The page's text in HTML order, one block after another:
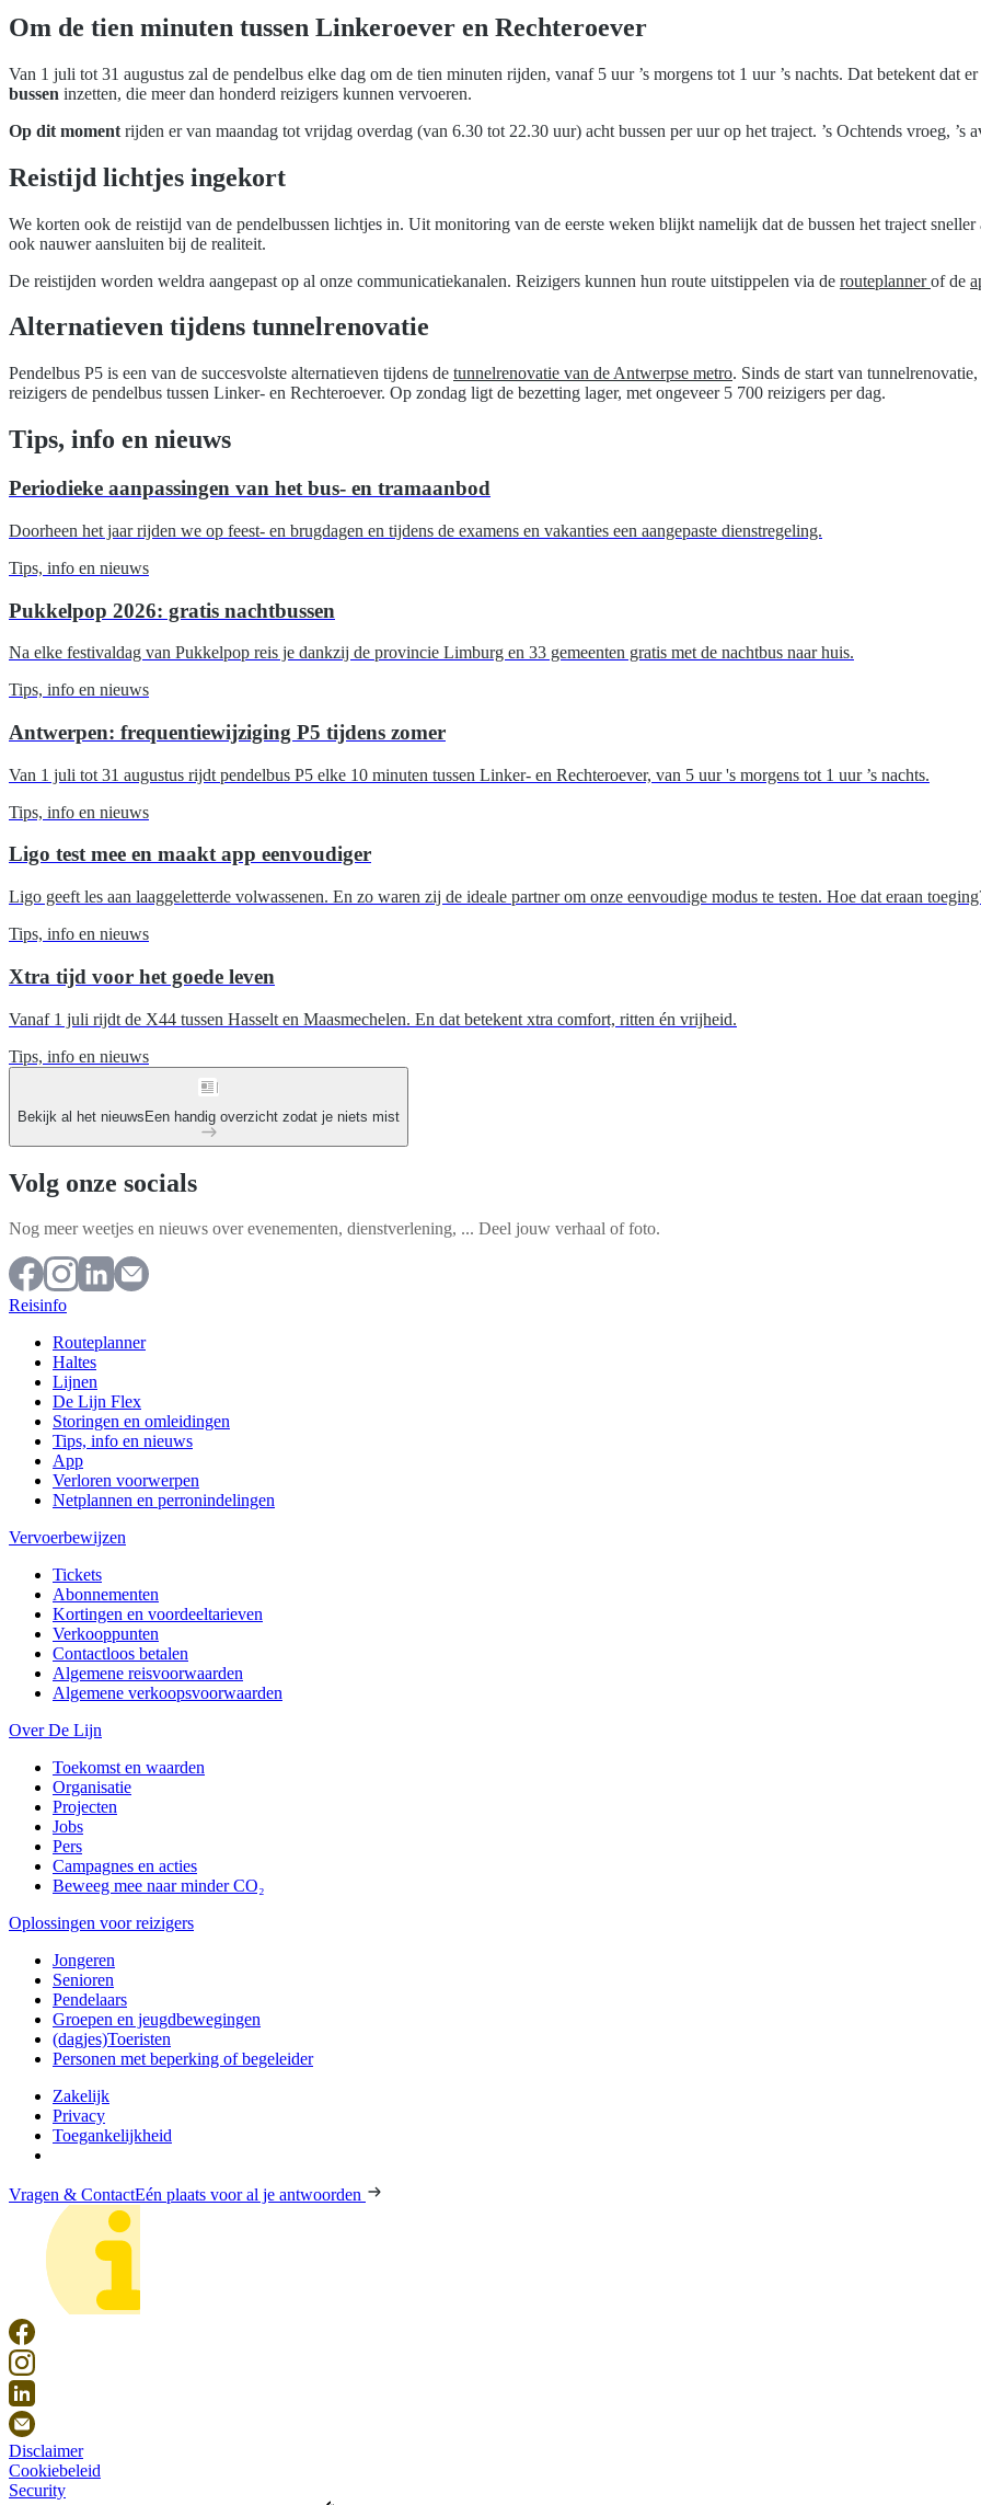
Om de tien minuten tussen Linkeroever en Rechteroever
Van 1 juli tot 31 augustus zal de pendelbus elke dag om de tien minuten rijden, vanaf 5 uur ’s morgens tot 1 uur ’s nachts. Dat betekent dat er
bussen inzetten, die meer dan honderd reizigers kunnen vervoeren.
Op dit moment rijden er van maandag tot vrijdag overdag (van 6.30 tot 22.30 uur) acht bussen per uur op het traject. ’s Ochtends vroeg, ’s
Reistijd lichtjes ingekort
We korten ook de reistijd van de pendelbussen lichtjes in. Uit monitoring van de eerste weken blijkt namelijk dat de bussen het traject
ook nauwer aansluiten bij de realiteit.
De reistijden worden weldra aangepast op al onze communicatiekanalen. Reizigers kunnen hun route uitstippelen via de routeplannerof de
Alternatieven tijdens tunnelrenovatie
Pendelbus P5 is een van de succesvolste alternatieven tijdens de tunnelrenovatie van de Antwerpse metro. Sinds de start van
reizigers de pendelbus tussen Linker- en Rechteroever. Op zondag ligt de bezetting lager, met ongeveer 5 700 reizigers per dag.
Tips, info en nieuws
Periodieke aanpassingen van het bus- en tramaanbod
Doorheen het jaar rijden we op feest- en brugdagen en tijdens de examens en vakanties een aangepaste dienstregeling.
Tips, info en nieuws
Pukkelpop 2026: gratis nachtbussen
Na elke festivaldag van Pukkelpop reis je dankzij de provincie Limburg en 33 gemeenten gratis met de nachtbus naar huis.
Tips, info en nieuws
Antwerpen: frequentiewijziging P5 tijdens zomer
Van 1 juli tot 31 augustus rijdt pendelbus P5 elke 10 minuten tussen Linker- en Rechteroever, van 5 uur 's morgens tot 1 uur ’s nachts.
Tips, info en nieuws
Ligo test mee en maakt app eenvoudiger
Ligo geeft les aan laaggeletterde volwassenen. En zo waren zij de ideale partner om onze eenvoudige modus te testen. Hoe dat eraan
Tips, info en nieuws
Xtra tijd voor het goede leven
Vanaf 1 juli rijdt de X44 tussen Hasselt en Maasmechelen. En dat betekent xtra comfort, ritten én vrijheid.
Tips, info en nieuws
Bekijk al het nieuwsEen handig overzicht zodat je niets mist
Volg onze socials
Nog meer weetjes en nieuws over evenementen, dienstverlening, ... Deel jouw verhaal of foto.
Reisinfo
Routeplanner
Haltes
Lijnen
De Lijn Flex
Storingen en omleidingen
Tips, info en nieuws
App
Verloren voorwerpen
Netplannen en perronindelingen
Vervoerbewijzen
Tickets
Abonnementen
Kortingen en voordeeltarieven
Verkooppunten
Contactloos betalen
Algemene reisvoorwaarden
Algemene verkoopsvoorwaarden
Over De Lijn
Toekomst en waarden
Organisatie
Projecten
Jobs
Pers
Campagnes en acties
Beweeg mee naar minder CO₂
Oplossingen voor reizigers
Jongeren
Senioren
Pendelaars
Groepen en jeugdbewegingen
(dagjes)Toeristen
Personen met beperking of begeleider
Zakelijk
Privacy
Toegankelijkheid
Vragen & ContactEén plaats voor al je antwoorden
Disclaimer
Cookiebeleid
Security